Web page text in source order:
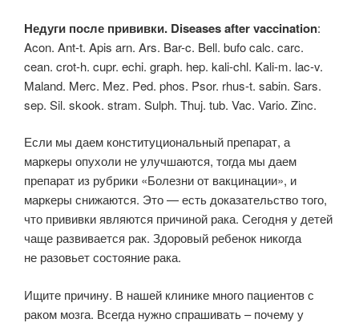
Недуги после прививки. Diseases after vaccination:
Acon. Ant-t. Apis arn. Ars. Bar-c. Bell. bufo calc. carc.
cean. crot-h. cupr. echi. graph. hep. kali-chl. Kali-m. lac-v.
Maland. Merc. Mez. Ped. phos. Psor. rhus-t. sabin. Sars.
sep. Sil. skook. stram. Sulph. Thuj. tub. Vac. Vario. Zinc.
Если мы даем конституциональный препарат, а
маркеры опухоли не улучшаются, тогда мы даем
препарат из рубрики «Болезни от вакцинации», и
маркеры снижаются. Это — есть доказательство того,
что прививки являются причиной рака. Сегодня у детей
чаще развивается рак. Здоровый ребенок никогда
не разовьет состояние рака.
Ищите причину. В нашей клинике много пациентов с
раком мозга. Всегда нужно спрашивать – почему у